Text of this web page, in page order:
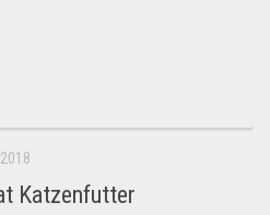
Katzenfutter